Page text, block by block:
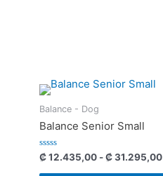
Balance - Dog
Balance Senior Small
Valorado
con
0
₡12.435,00 -₡31.295,00